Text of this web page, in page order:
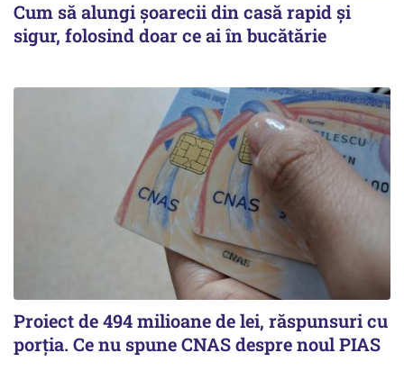
Cum să alungi șoarecii din casă rapid și
sigur, folosind doar ce ai în bucătărie
Proiect de 494 milioane de lei, răspunsuri cu
porția. Ce nu spune CNAS despre noul PIAS